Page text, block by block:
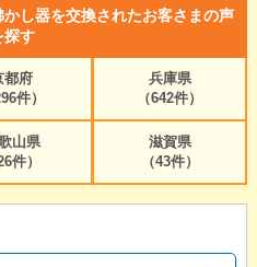
し器を交換されたお客さまの声
探す
都府
件）
兵庫県
（642件）
山県
件）
滋賀県
（43件）